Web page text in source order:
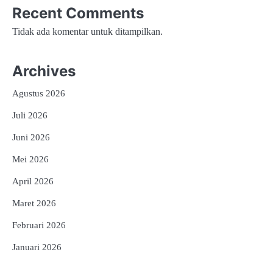
Recent Comments
Tidak ada komentar untuk ditampilkan.
Archives
Agustus 2026
Juli 2026
Juni 2026
Mei 2026
April 2026
Maret 2026
Februari 2026
Januari 2026